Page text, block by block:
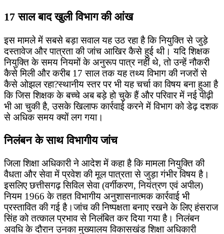
17 साल बाद खुली विभाग की आंख
इस मामले में सबसे बड़ा सवाल यह उठ रहा है कि नियुक्ति से जुड़े
दस्तावेज और पात्रता की जांच आखिर कैसे हुई थी। यदि शिक्षक
नियुक्ति के समय नियमों के अनुरूप पात्र नहीं थे, तो उन्हें नौकरी
कैसे मिली और करीब 17 साल तक यह तथ्य विभाग की नजरों से
कैसे ओझल रहा?स्थानीय स्तर पर भी यह चर्चा का विषय बना हुआ है
कि जिस शिक्षक के बच्चे अब बड़े हो चुके हैं और परिवार में नई पीढ़ी
भी आ चुकी है, उसके खिलाफ कार्रवाई करने में विभाग को डेढ़ दशक
से अधिक समय क्यों लग गया।
निलंबन के साथ विभागीय जांच
जिला शिक्षा अधिकारी ने आदेश में कहा है कि मामला नियुक्ति की
वैधता और सेवा में प्रवेश की मूल पात्रता से जुड़ा गंभीर विषय है।
इसलिए छत्तीसगढ़ सिविल सेवा (वर्गीकरण, नियंत्रण एवं अपील)
नियम 1966 के तहत विभागीय अनुशासनात्मक कार्रवाई भी
प्रस्तावित की गई है।जांच की निष्पक्षता बनाए रखने के लिए हंसराज
सिंह को तत्काल प्रभाव से निलंबित कर दिया गया है। निलंबन
अवधि के दौरान उनका मुख्यालय विकासखंड शिक्षा अधिकारी